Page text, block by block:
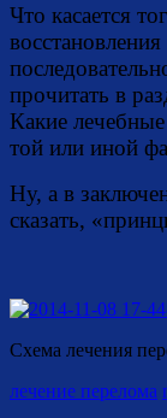
Что касается
прочитать в
Какие
той или иной
Ну, а в
сказать,
Схема лечения
лечение перелома